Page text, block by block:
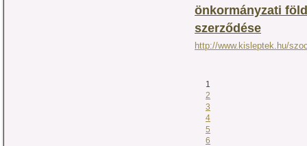
önkormányzati
szerződése
http://www.kisleptek.hu/
1
2
3
4
5
6